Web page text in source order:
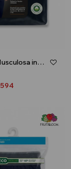
Pack x3 Musculosa interior para caballero - Multicolor
594